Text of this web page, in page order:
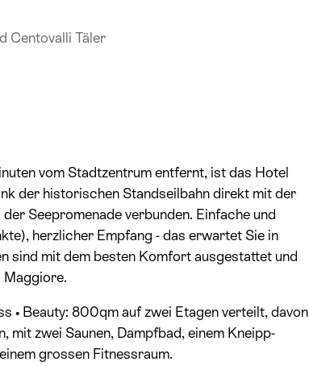
Centovalli Täler
vom Stadtzentrum entfernt, ist das Hotel
der historischen Standseilbahn direkt mit der
Seepromenade verbunden. Einfache und
herzlicher Empfang - das erwartet Sie in
sind mit dem besten Komfort ausgestattet und
Maggiore.
• Beauty: 800qm auf zwei Etagen verteilt, davon
zwei Saunen, Dampfbad, einem Kneipp-
grossen Fitnessraum.